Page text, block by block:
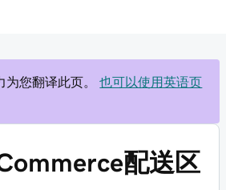
您翻译此页。
也可以使用英语页
配送区